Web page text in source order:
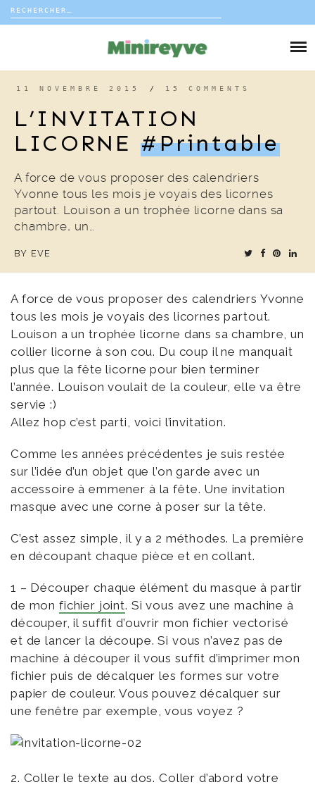
Rechercher :
COUP DE COEUR
11 NOVEMBRE 2015 / 15 COMMENTS
L’INVITATION
LICORNE #printable
A force de vous proposer des calendriers
Yvonne tous les mois je voyais des licornes
partout. Louison a un trophée licorne dans sa
chambre, un…
BY EVE
A force de vous proposer des calendriers Yvonne
tous les mois je voyais des licornes partout.
Louison a un trophée licorne dans sa chambre, un
collier licorne à son cou. Du coup il ne manquait
plus que la fête licorne pour bien terminer
l’année. Louison voulait de la couleur, elle va être
servie :)
Allez hop c’est parti, voici l’invitation.
Comme les années précédentes je suis restée
sur l’idée d’un objet que l’on garde avec un
accessoire à emmener à la fête. Une invitation
masque avec une corne à poser sur la tête.
C’est assez simple, il y a 2 méthodes. La première
en découpant chaque pièce et en collant.
1 – Découper chaque élément du masque à partir
de mon fichier joint. Si vous avez une machine à
découper, il suffit d’ouvrir mon fichier vectorisé
et de lancer la découpe. Si vous n’avez pas de
machine à découper il vous suffit d’imprimer mon
fichier puis de décalquer les formes sur votre
papier de couleur. Vous pouvez décalquer sur
une fenêtre par exemple, vous voyez ?
2. Coller le texte au dos. Coller d’abord votre